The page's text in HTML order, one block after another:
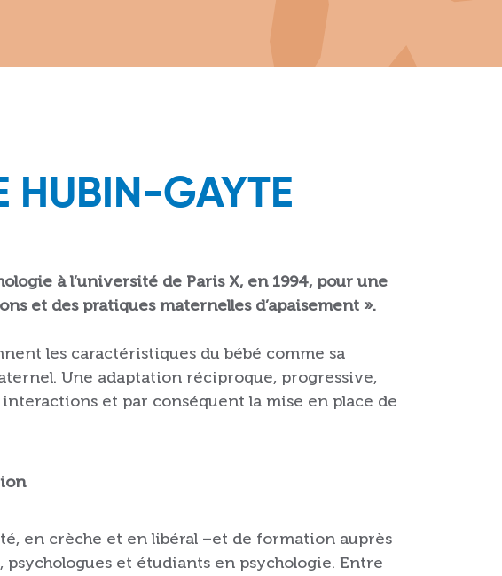
HUBIN-GAYTE
à l’université de Paris X, en 1994, pour une
et des pratiques maternelles d’apaisement ».
les caractéristiques du bébé comme sa
Une adaptation réciproque, progressive,
et par conséquent la mise en place de
en crèche et en libéral –et de formation auprès
et étudiants en psychologie. Entre